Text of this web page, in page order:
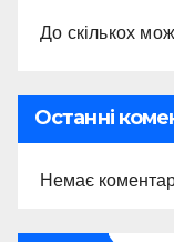
До скількох
Останні
Немає